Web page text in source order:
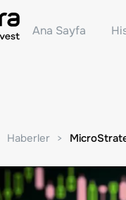
Ana Sayfa
Haberler